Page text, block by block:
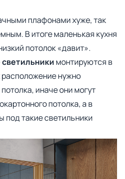
плафонами хуже, так
В итоге маленькая кухня
потолок «давит».
монтируются в
расположение нужно
иначе они могут
потолка, а в
под такие светильники